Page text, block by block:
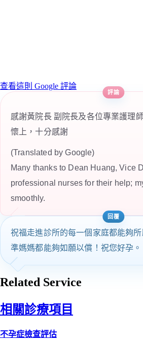
查看這則 Google 評論
感謝黃院長 副院長及各位專業護理
懷上，十分感謝
(Translated by Google)
Many thanks to Dean Huang, Vice
professional nurses for their help;
smoothly.
祝福走進診所的每一個家庭都能夠
準媽媽都能夠如願以償！祝您好孕。
Related Service
相關診療項目
不孕症檢查評估